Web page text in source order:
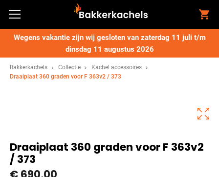
Wegens vakantie zijn wij gesloten van zaterdag 11 juli t/m
dinsdag 11 augustus 2026
Bakkerkachels Collectie
Kachel accessoires
Draaiplaat 360 graden voor F 363v2 / 373
Draaiplaat 360 graden voor F 363v2
/ 373